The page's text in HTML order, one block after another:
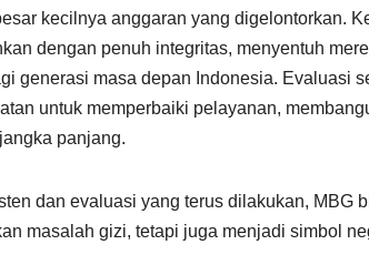
kecilnya anggaran yang digelontorkan.
dengan penuh integritas, menyentuh
generasi masa depan Indonesia. Evaluasi
untuk memperbaiki pelayanan,
panjang.
dan evaluasi yang terus dilakukan, MBG
masalah gizi, tetapi juga menjadi simbol